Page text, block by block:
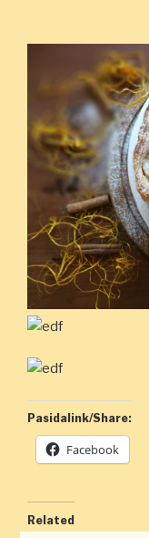
Pasidalink/Share:
Facebook
Related